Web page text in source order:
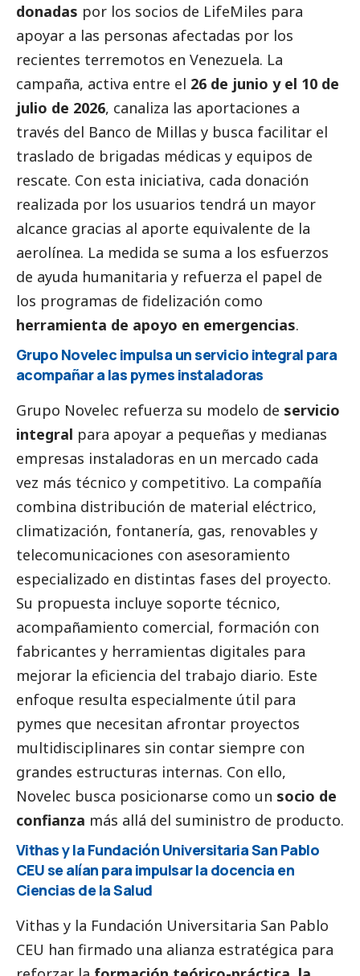
donadas por los socios de LifeMiles para
apoyar a las personas afectadas por los
recientes terremotos en Venezuela. La
campaña, activa entre el 26 de junio y el 10 de
julio de 2026, canaliza las aportaciones a
través del Banco de Millas y busca facilitar el
traslado de brigadas médicas y equipos de
rescate. Con esta iniciativa, cada donación
realizada por los usuarios tendrá un mayor
alcance gracias al aporte equivalente de la
aerolínea. La medida se suma a los esfuerzos
de ayuda humanitaria y refuerza el papel de
los programas de fidelización como
herramienta de apoyo en emergencias.
Grupo Novelec impulsa un servicio integral para
acompañar a las pymes instaladoras
Grupo Novelec refuerza su modelo de servicio
integral para apoyar a pequeñas y medianas
empresas instaladoras en un mercado cada
vez más técnico y competitivo. La compañía
combina distribución de material eléctrico,
climatización, fontanería, gas, renovables y
telecomunicaciones con asesoramiento
especializado en distintas fases del proyecto.
Su propuesta incluye soporte técnico,
acompañamiento comercial, formación con
fabricantes y herramientas digitales para
mejorar la eficiencia del trabajo diario. Este
enfoque resulta especialmente útil para
pymes que necesitan afrontar proyectos
multidisciplinares sin contar siempre con
grandes estructuras internas. Con ello,
Novelec busca posicionarse como un socio de
confianza más allá del suministro de producto.
Vithas y la Fundación Universitaria San Pablo
CEU se alían para impulsar la docencia en
Ciencias de la Salud
Vithas y la Fundación Universitaria San Pablo
CEU han firmado una alianza estratégica para